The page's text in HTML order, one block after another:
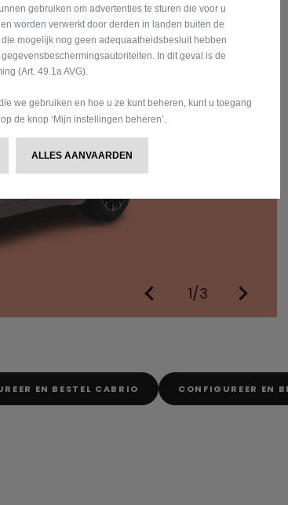
1/3
EN BESTEL CABRIO CONFIGUREER EN
gebruiken om advertenties te sturen die voor u
worden verwerkt door derden in landen buiten de
mogelijk nog geen adequaatheidsbesluit hebben
In dit geval is de
(Art. 49.1a AVG).
we gebruiken en hoe u ze kunt beheren, kunt u toegang
de knop ‘Mijn instellingen beheren’.
ALLES AANVAARDEN